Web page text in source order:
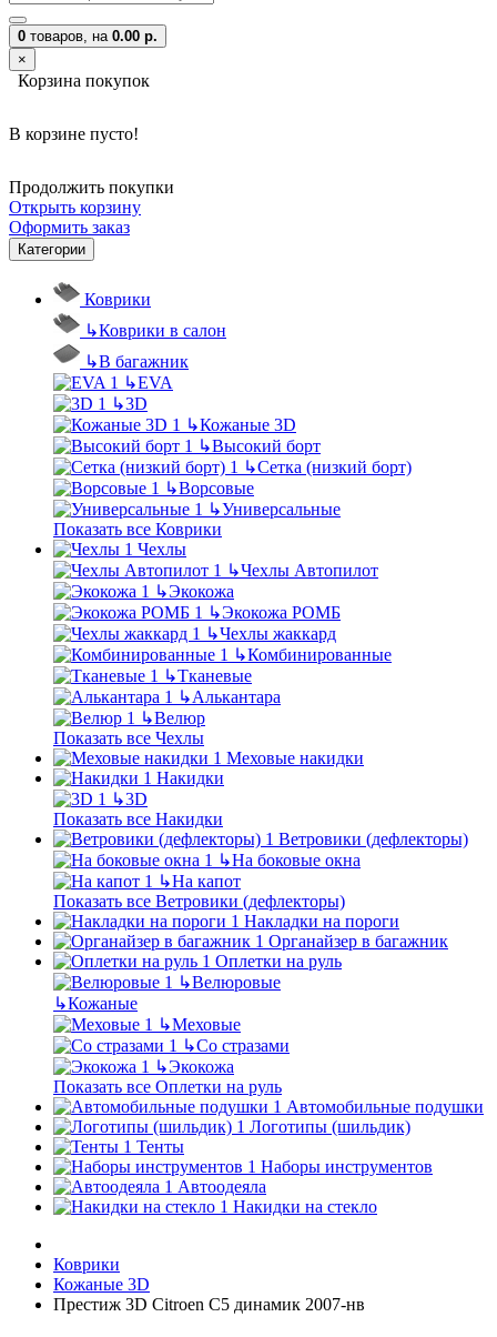
0 товаров, на 0.00 р.
×
Корзина покупок
В корзине пусто!
Продолжить покупки
Открыть корзину
Оформить заказ
Категории
Коврики
↳Коврики в салон
↳В багажник
↳EVA
↳3D
↳Кожаные 3D
↳Высокий борт
↳Сетка (низкий борт)
↳Ворсовые
↳Универсальные
Показать все Коврики
Чехлы
↳Чехлы Автопилот
↳Экокожа
↳Экокожа РОМБ
↳Чехлы жаккард
↳Комбинированные
↳Тканевые
↳Алькантара
↳Велюр
Показать все Чехлы
Меховые накидки
Накидки
↳3D
Показать все Накидки
Ветровики (дефлекторы)
↳На боковые окна
↳На капот
Показать все Ветровики (дефлекторы)
Накладки на пороги
Органайзер в багажник
Оплетки на руль
↳Велюровые
↳Кожаные
↳Меховые
↳Со стразами
↳Экокожа
Показать все Оплетки на руль
Автомобильные подушки
Логотипы (шильдик)
Тенты
Наборы инструментов
Автоодеяла
Накидки на стекло
Коврики
Кожаные 3D
Престиж 3D Citroen C5 динамик 2007-нв